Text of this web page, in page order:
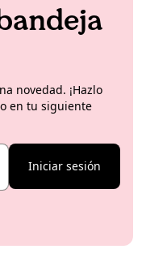
novedad. ¡Hazlo
en tu siguiente
Iniciar sesión